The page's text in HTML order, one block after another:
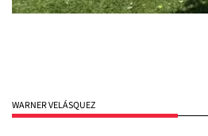
WARNER VELÁSQUEZ